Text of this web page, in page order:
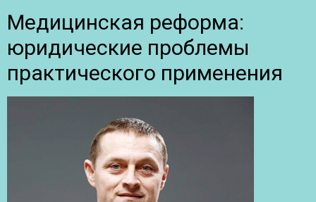
Медицинская реформа:
юридические проблемы
практического применения